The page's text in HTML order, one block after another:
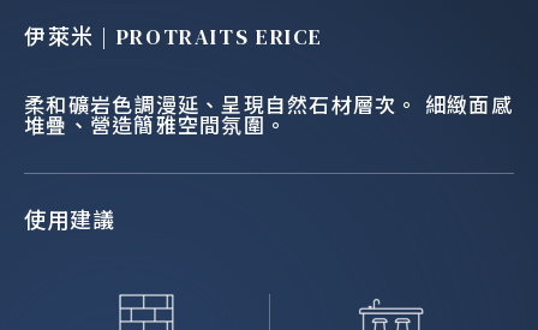
伊萊米 | PROTRAITS ERICE
柔和礦岩色調漫延、呈現自然石材層次。 細緻面感
堆疊、營造簡雅空間氛圍。
使用建議